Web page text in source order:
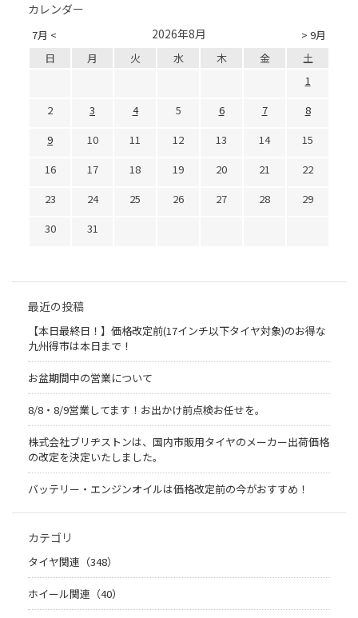
カレンダー
7月 < > 9月
2026年8月
日 月 火 水 木 金
土
1
2
3 4 5 6 7
8
9
10 11 12 13 14
15
16
17 18 19 20 21
22
23
24 25 26 27 28
29
30
31
最近の投稿
【本日最終日！】価格改定前(17インチ以下タイヤ対象)のお得な
九州得市は本日まで！
お盆期間中の営業について
8/8・8/9営業してます！お出かけ前点検お任せを。
株式会社ブリヂストンは、国内市販用タイヤのメーカー出荷価格
の改定を決定いたしました。
バッテリー・エンジンオイルは価格改定前の今がおすすめ！
カテゴリ
タイヤ関連（348）
ホイール関連（40）